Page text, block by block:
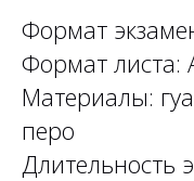
Формат
Формат листа:
Материалы:
перо
Длительность